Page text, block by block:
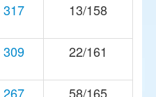
317 13/158
309 22/161
267 58/165